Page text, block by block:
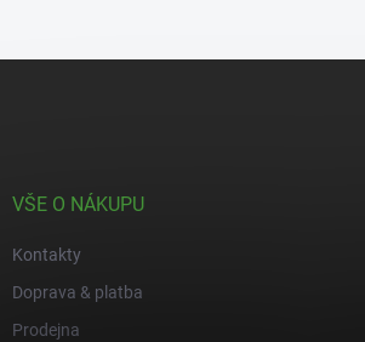
VŠE O NÁKUPU
Kontakty
Doprava & platba
Prodejna